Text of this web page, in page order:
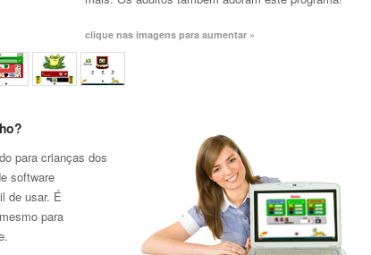
clique nas imagens para aumentar »
para crianças dos
software
de usar. É
para